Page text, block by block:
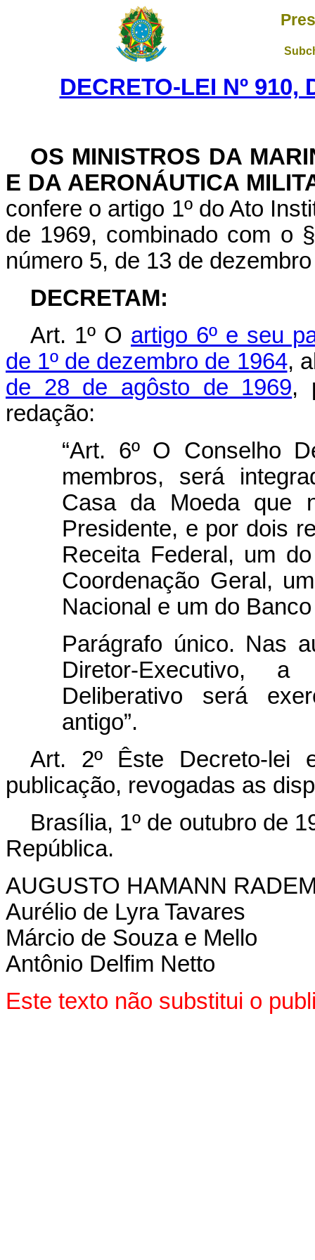
DECRETO-LEI Nº 910,
OS MINISTROS DA
E DA AERONÁUTICA
confere o artigo 1º do Ato
de 1969, combinado com o
número 5, de 13 de
DECRETAM:
Art. 1º O artigo 6º e seu
de 1º de dezembro de 1964,
de 28 de agôsto de 1969,
redação:
“Art. 6º O Conselho
membros, será
Casa da Moeda que
Presidente, e por dois
Receita Federal, um
Coordenação Geral,
Nacional e um do
Parágrafo único. Nas
Diretor-Executivo,
Deliberativo será
antigo”.
Art. 2º Êste Decreto-lei
publicação, revogadas as
Brasília, 1º de outubro de
República.
AUGUSTO HAMANN
Aurélio de Lyra Tavares
Márcio de Souza e Mello
Antônio Delfim Netto
Este texto não substitui o